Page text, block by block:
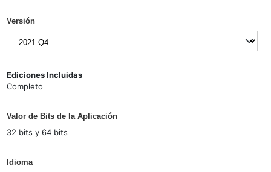
Versión
Ediciones Incluidas
Completo
Valor de Bits de la Aplicación
32 bits y 64 bits
Idioma